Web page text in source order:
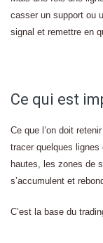
casser un support ou
signal et remettre en
Ce qui est
Ce que l’on doit
tracer quelques
hautes, les zones de
s’accumulent et
C’est la base du